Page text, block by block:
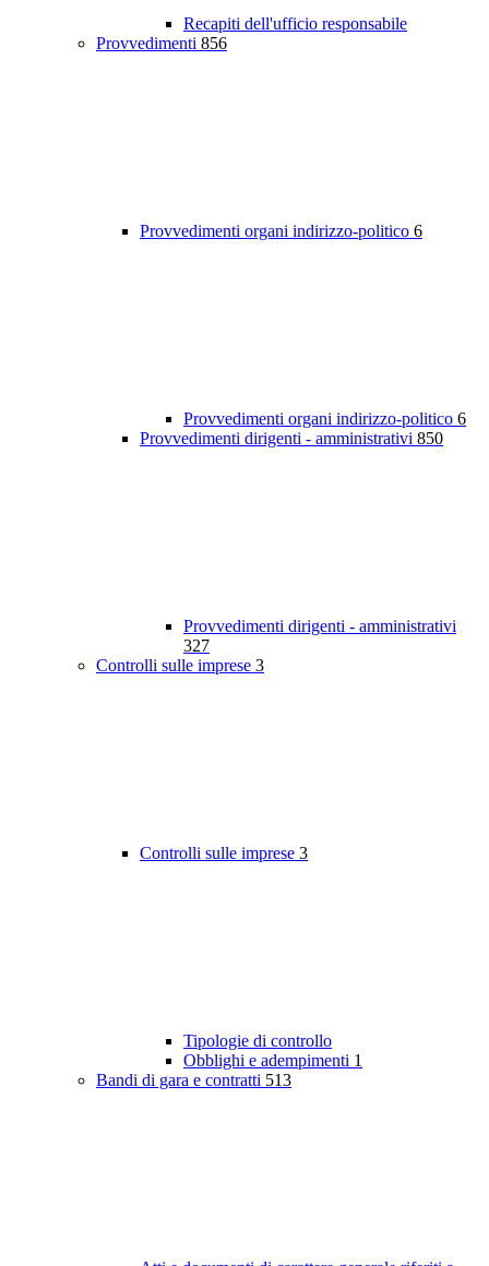
Recapiti dell'ufficio responsabile
Provvedimenti 856
Provvedimenti organi indirizzo-politico 6
Provvedimenti organi indirizzo-politico 6
Provvedimenti dirigenti - amministrativi 850
Provvedimenti dirigenti - amministrativi
327
Controlli sulle imprese 3
Controlli sulle imprese 3
Tipologie di controllo
Obblighi e adempimenti 1
Bandi di gara e contratti 513